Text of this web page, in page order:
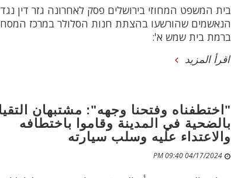
בית המשפט המחוזי בירושלים פסק לאחרונה גזר דין
הנאשמים שהורשעו בהצתת חנות הסלולר במרכז
ברמת בית שמש א':
اقرأ المزيد
"اختطفناه وفتحنا وجهه": مشتبهان التقيا
بالضحية في المدينة وقاموا باختطافه
والاعتداء عليه وسلب سيارته
04/17/2024 09:40 PM